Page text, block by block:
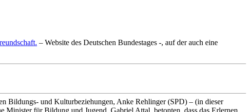
– Website des Deutschen Bundestages -, auf der auch eine
Bildungs- und Kulturbeziehungen, Anke Rehlinger (SPD) – (in dieser